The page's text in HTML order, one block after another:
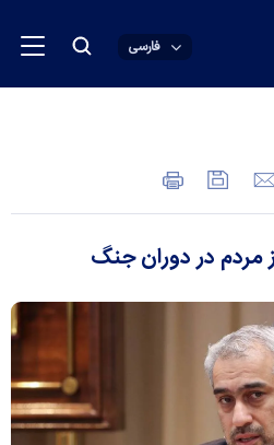
فارسی
مردم در دوران جنگ